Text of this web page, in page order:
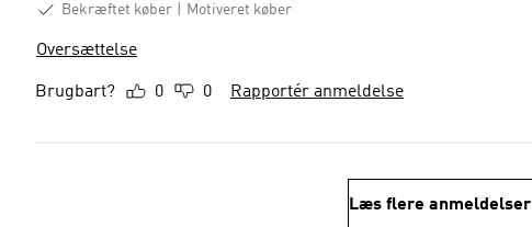
Bekræftet køber
Motiveret køber
Oversættelse
Brugbart? 0 0 Rapportér anmeldelse
Læs flere anmeldelser